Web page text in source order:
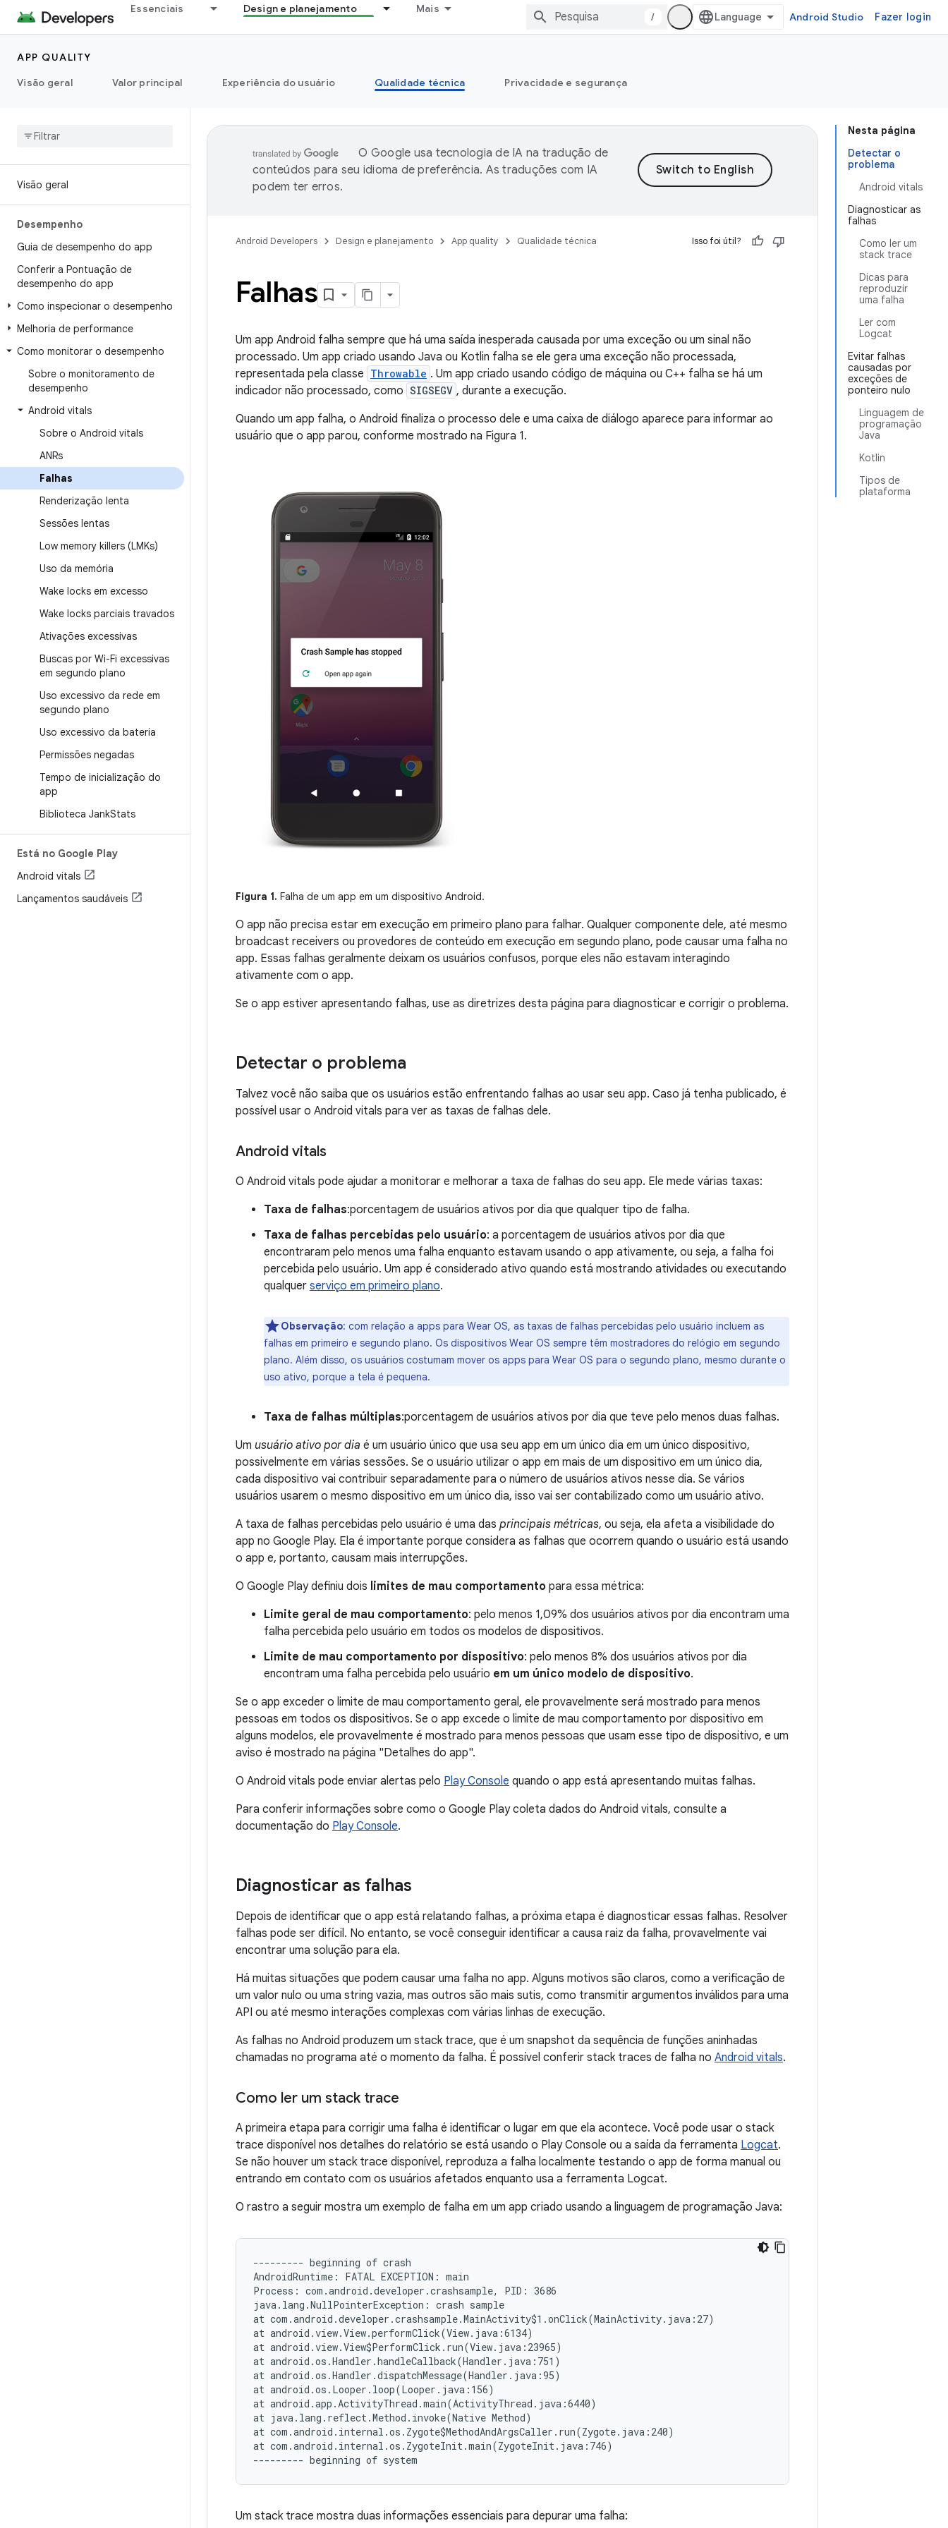
Essenciais Design e planejamento Mais
/ Android Studio Fazer login
APP QUALITY
Visão geral
Valor principal Experiência do usuário Qualidade técnica Privacidade e segurança
Visão geral
Desempenho
Guia de desempenho do app
Conferir a Pontuação de
desempenho do app
Como inspecionar o desempenho
Melhoria de performance
Como monitorar o desempenho
Sobre o monitoramento de
desempenho
Android vitals
Sobre o Android vitals
ANRs
Falhas
Renderização lenta
Sessões lentas
Low memory killers (LMKs)
Uso da memória
Wake locks em excesso
Wake locks parciais travados
Ativações excessivas
Buscas por Wi-Fi excessivas
em segundo plano
Uso excessivo da rede em
segundo plano
Uso excessivo da bateria
Permissões negadas
Tempo de inicialização do
app
Biblioteca JankStats
Está no Google Play
Android vitals
Lançamentos saudáveis
Nesta página
Detectar o
problema
Android vitals
Diagnosticar as
falhas
Como ler um
stack trace
Dicas para
reproduzir
uma falha
Ler com
Logcat
Evitar falhas
causadas por
exceções de
ponteiro nulo
Linguagem de
programação
Java
Kotlin
Tipos de
plataforma
O Google usa tecnologia de IA na tradução de
conteúdos para seu idioma de preferência. As traduções com IA
podem ter erros.
Android Developers Design e planejamento App quality Qualidade técnica Isso foi útil?
Falhas
Um app Android falha sempre que há uma saída inesperada causada por uma exceção ou um sinal não
processado. Um app criado usando Java ou Kotlin falha se ele gera uma exceção não processada,
representada pela classe Throwable . Um app criado usando código de máquina ou C++ falha se há um
indicador não processado, como SIGSEGV , durante a execução.
Quando um app falha, o Android finaliza o processo dele e uma caixa de diálogo aparece para informar ao
usuário que o app parou, conforme mostrado na Figura 1.
Figura 1. Falha de um app em um dispositivo Android.
O app não precisa estar em execução em primeiro plano para falhar. Qualquer componente dele, até mesmo
broadcast receivers ou provedores de conteúdo em execução em segundo plano, pode causar uma falha no
app. Essas falhas geralmente deixam os usuários confusos, porque eles não estavam interagindo
ativamente com o app.
Se o app estiver apresentando falhas, use as diretrizes desta página para diagnosticar e corrigir o problema.
Detectar o problema
Talvez você não saiba que os usuários estão enfrentando falhas ao usar seu app. Caso já tenha publicado, é
possível usar o Android vitals para ver as taxas de falhas dele.
Android vitals
O Android vitals pode ajudar a monitorar e melhorar a taxa de falhas do seu app. Ele mede várias taxas:
Taxa de falhas:porcentagem de usuários ativos por dia que qualquer tipo de falha.
Taxa de falhas percebidas pelo usuário: a porcentagem de usuários ativos por dia que
encontraram pelo menos uma falha enquanto estavam usando o app ativamente, ou seja, a falha foi
percebida pelo usuário. Um app é considerado ativo quando está mostrando atividades ou executando
qualquer serviço em primeiro plano.
Observação: com relação a apps para Wear OS, as taxas de falhas percebidas pelo usuário incluem as
falhas em primeiro e segundo plano. Os dispositivos Wear OS sempre têm mostradores do relógio em segundo
plano. Além disso, os usuários costumam mover os apps para Wear OS para o segundo plano, mesmo durante o
uso ativo, porque a tela é pequena.
Taxa de falhas múltiplas:porcentagem de usuários ativos por dia que teve pelo menos duas falhas.
Um usuário ativo por dia é um usuário único que usa seu app em um único dia em um único dispositivo,
possivelmente em várias sessões. Se o usuário utilizar o app em mais de um dispositivo em um único dia,
cada dispositivo vai contribuir separadamente para o número de usuários ativos nesse dia. Se vários
usuários usarem o mesmo dispositivo em um único dia, isso vai ser contabilizado como um usuário ativo.
A taxa de falhas percebidas pelo usuário é uma das principais métricas, ou seja, ela afeta a visibilidade do
app no Google Play. Ela é importante porque considera as falhas que ocorrem quando o usuário está usando
o app e, portanto, causam mais interrupções.
O Google Play definiu dois limites de mau comportamento para essa métrica:
Limite geral de mau comportamento: pelo menos 1,09% dos usuários ativos por dia encontram uma
falha percebida pelo usuário em todos os modelos de dispositivos.
Limite de mau comportamento por dispositivo: pelo menos 8% dos usuários ativos por dia
encontram uma falha percebida pelo usuário em um único modelo de dispositivo.
Se o app exceder o limite de mau comportamento geral, ele provavelmente será mostrado para menos
pessoas em todos os dispositivos. Se o app excede o limite de mau comportamento por dispositivo em
alguns modelos, ele provavelmente é mostrado para menos pessoas que usam esse tipo de dispositivo, e um
aviso é mostrado na página "Detalhes do app".
O Android vitals pode enviar alertas pelo Play Console quando o app está apresentando muitas falhas.
Para conferir informações sobre como o Google Play coleta dados do Android vitals, consulte a
documentação do Play Console.
Diagnosticar as falhas
Depois de identificar que o app está relatando falhas, a próxima etapa é diagnosticar essas falhas. Resolver
falhas pode ser difícil. No entanto, se você conseguir identificar a causa raiz da falha, provavelmente vai
encontrar uma solução para ela.
Há muitas situações que podem causar uma falha no app. Alguns motivos são claros, como a verificação de
um valor nulo ou uma string vazia, mas outros são mais sutis, como transmitir argumentos inválidos para uma
API ou até mesmo interações complexas com várias linhas de execução.
As falhas no Android produzem um stack trace, que é um snapshot da sequência de funções aninhadas
chamadas no programa até o momento da falha. É possível conferir stack traces de falha no Android vitals.
Como ler um stack trace
A primeira etapa para corrigir uma falha é identificar o lugar em que ela acontece. Você pode usar o stack
trace disponível nos detalhes do relatório se está usando o Play Console ou a saída da ferramenta Logcat.
Se não houver um stack trace disponível, reproduza a falha localmente testando o app de forma manual ou
entrando em contato com os usuários afetados enquanto usa a ferramenta Logcat.
O rastro a seguir mostra um exemplo de falha em um app criado usando a linguagem de programação Java:
--------- beginning of crash
AndroidRuntime: FATAL EXCEPTION: main
Process: com.android.developer.crashsample, PID: 3686
java.lang.NullPointerException: crash sample
at com.android.developer.crashsample.MainActivity$1.onClick(MainActivity.java:27)
at android.view.View.performClick(View.java:6134)
at android.view.View$PerformClick.run(View.java:23965)
at android.os.Handler.handleCallback(Handler.java:751)
at android.os.Handler.dispatchMessage(Handler.java:95)
at android.os.Looper.loop(Looper.java:156)
at android.app.ActivityThread.main(ActivityThread.java:6440)
at java.lang.reflect.Method.invoke(Native Method)
at com.android.internal.os.Zygote$MethodAndArgsCaller.run(Zygote.java:240)
at com.android.internal.os.ZygoteInit.main(ZygoteInit.java:746)
Um stack trace mostra duas informações essenciais para depurar uma falha: